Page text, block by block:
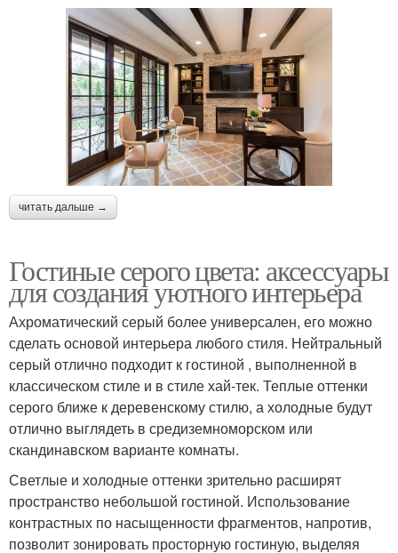
читать дальше →
Гостиные серого цвета: аксессуары
для создания уютного интерьера
Ахроматический серый более универсален, его можно
сделать основой интерьера любого стиля. Нейтральный
серый отлично подходит к гостиной , выполненной в
классическом стиле и в стиле хай-тек. Теплые оттенки
серого ближе к деревенскому стилю, а холодные будут
отлично выглядеть в средиземноморском или
скандинавском варианте комнаты.
Светлые и холодные оттенки зрительно расширят
пространство небольшой гостиной. Использование
контрастных по насыщенности фрагментов, напротив,
позволит зонировать просторную гостиную, выделяя